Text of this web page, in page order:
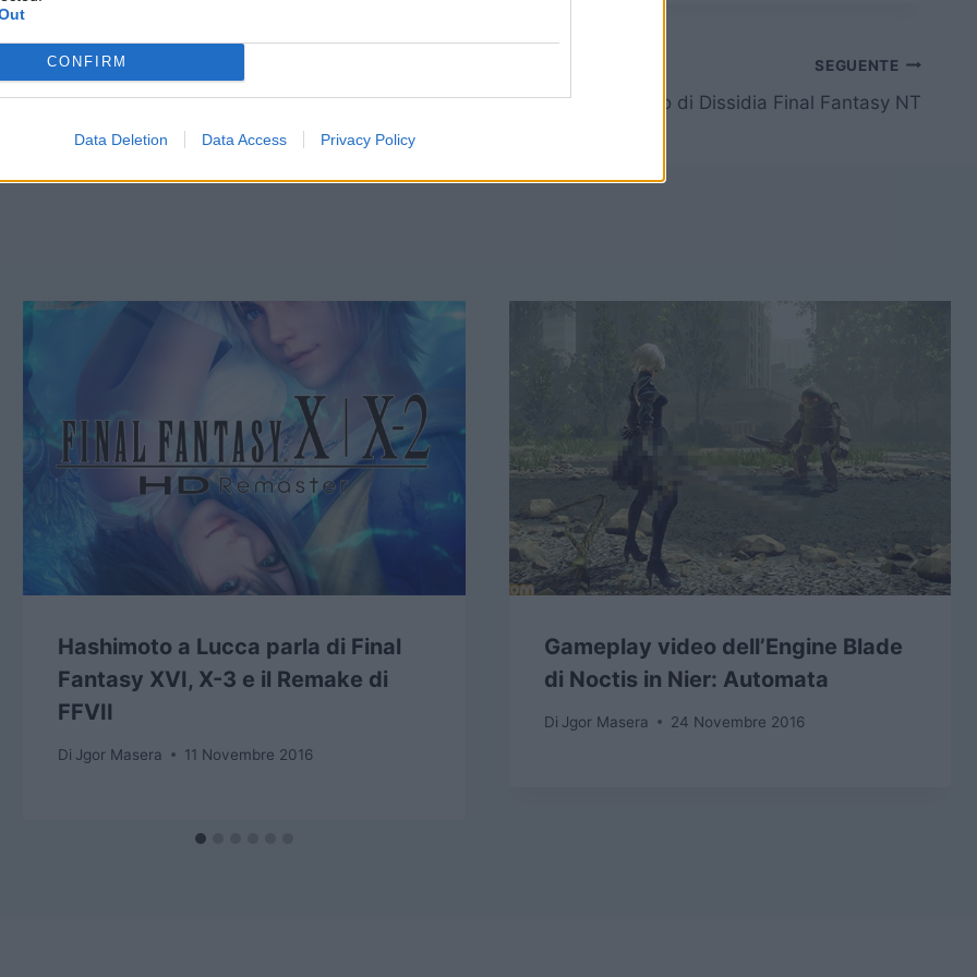
CONFIRM
Data Deletion Data Access Privacy Policy
XIV
SEGUENTE
Locke sarà il prossimo personaggio di Dissidia Final Fantasy NT
Hashimoto a Lucca parla di Final
Fantasy XVI, X-3 e il Remake di
FFVII
Di Jgor Masera 11 Novembre 2016
Gameplay video dell’Engine Blade
di Noctis in Nier: Automata
Di Jgor Masera 24 Novembre 2016